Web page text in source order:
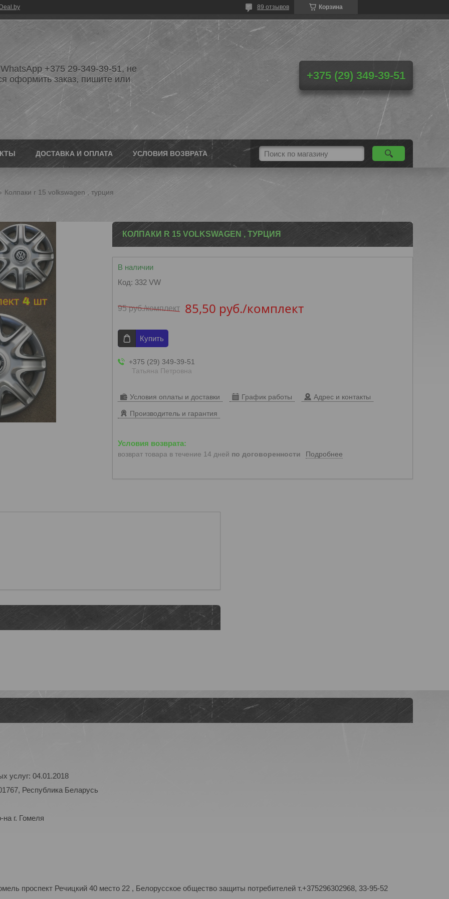
Корзина
89 отзывов
+375 29-349-39-51, не
оформить заказ, пишите или
+375 (29) 349-39-51
ДОСТАВКА И ОПЛАТА УСЛОВИЯ ВОЗВРАТА
Колпаки r 15 volkswagen , турция
КОЛПАКИ R 15 VOLKSWAGEN , ТУРЦИЯ
В наличии
Код: 332 VW
95руб./комплект 85,50 руб./комплект
Купить
+375 (29) 349-39-51
Татьяна Петровна
Условия оплаты и доставки График работы Адрес и контакты
Производитель и гарантия
возврат товара в течение 14 дней по договоренности Подробнее
услуг: 04.01.2018
Республика Беларусь
г. Гомеля
проспект Речицкий 40 место 22 , Белорусское общество защиты потребителей т.+375296302968, 33-95-52